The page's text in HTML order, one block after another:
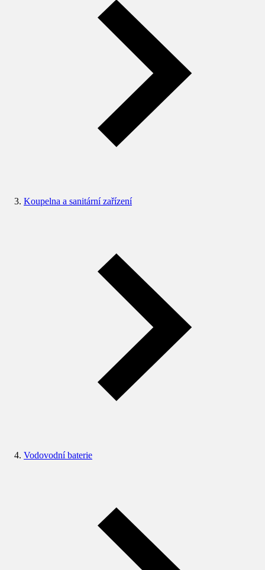
Koupelna a sanitární zařízení
Vodovodní baterie